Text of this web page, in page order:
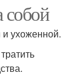
собой
ухоженной.